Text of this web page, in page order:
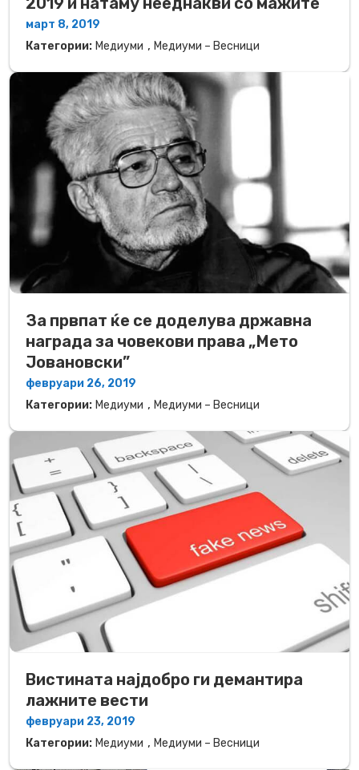
март 8, 2019
Категории: Медиуми , Медиуми – Весници
За првпат ќе се доделува државна
награда за човекови права „Мето
Јовановски”
февруари 26, 2019
Категории: Медиуми , Медиуми – Весници
Вистината најдобро ги демантира
лажните вести
февруари 23, 2019
Категории: Медиуми , Медиуми – Весници